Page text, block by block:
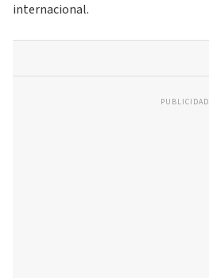
internacional.
PUBLICIDAD